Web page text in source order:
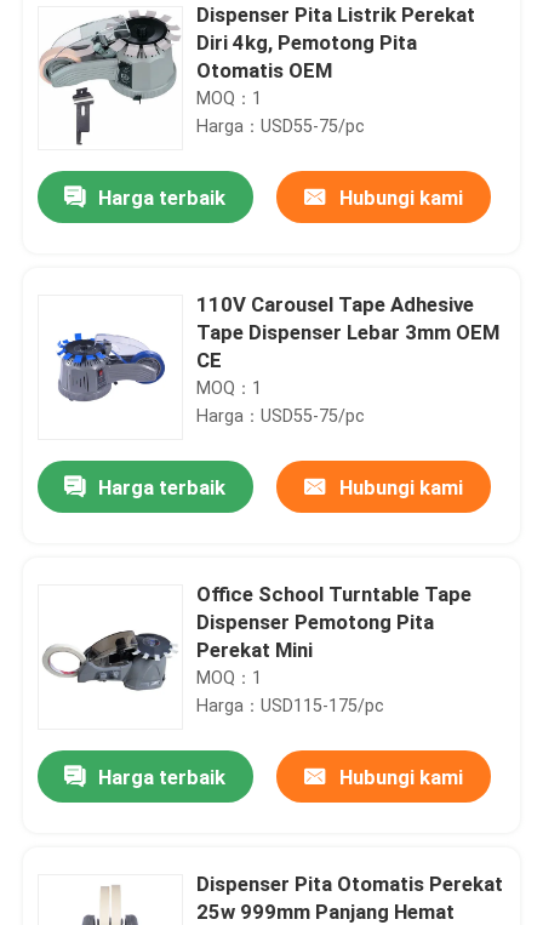
Dispenser Pita Listrik Perekat
Diri 4kg, Pemotong Pita
Otomatis OEM
MOQ：1
Harga：USD55-75/pc
Harga terbaik Hubungi kami
110V Carousel Tape Adhesive
Tape Dispenser Lebar 3mm OEM
CE
MOQ：1
Harga：USD55-75/pc
Harga terbaik Hubungi kami
Office School Turntable Tape
Dispenser Pemotong Pita
Perekat Mini
MOQ：1
Harga：USD115-175/pc
Harga terbaik Hubungi kami
Dispenser Pita Otomatis Perekat
25w 999mm Panjang Hemat